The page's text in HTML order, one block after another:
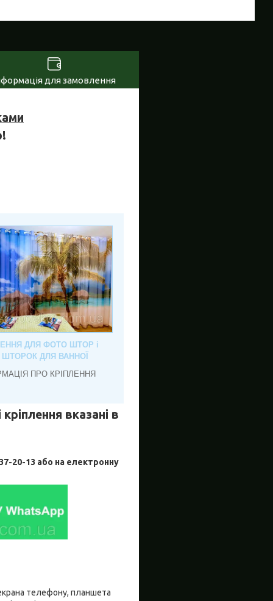
для замовлення
ДЛЯ ФОТО ШТОР і
ШТОРОК ДЛЯ ВАННОЇ
ПРО КРІПЛЕННЯ
вказані в
13 або на електронну
телефону, планшета